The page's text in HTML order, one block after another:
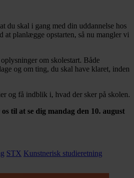
du skal i gang med din uddannelse hos
at planlægge opstarten, så nu mangler vi
om skolestart. Både
og om ting, du skal have klaret, inden
og få indblik i, hvad der sker på skolen.
til at se dig mandag den 10. august
STX Kunstnerisk studieretning